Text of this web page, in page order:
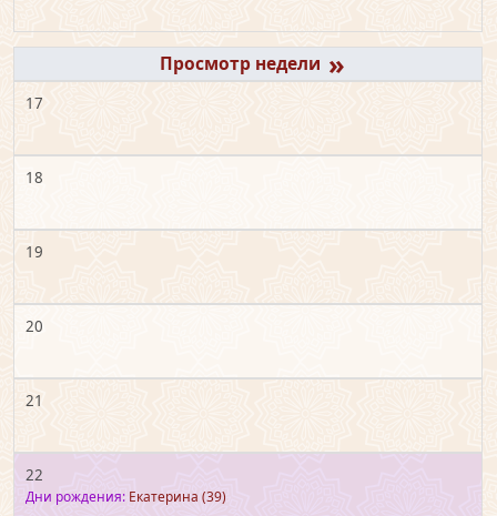
»
17
18
19
20
21
22
Дни рождения: Екатерина (39)